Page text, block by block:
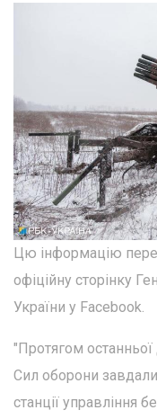
Цю інформацію
офіційну сторінку
України у Facebook.
"Протягом останньої
Сил оборони
станції управління